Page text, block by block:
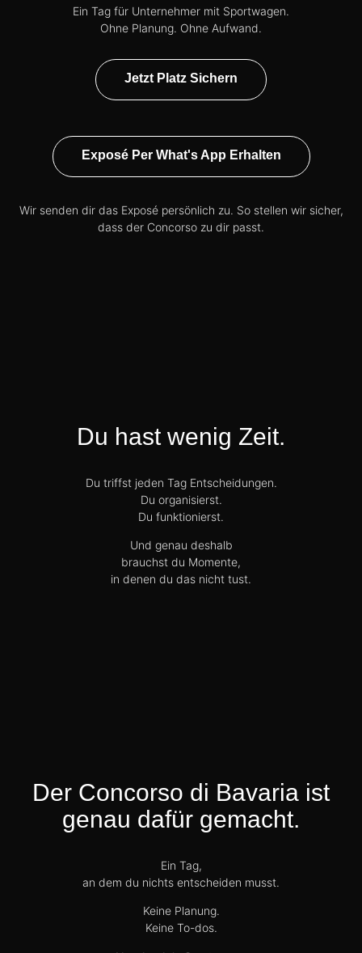
Ein Tag für Unternehmer mit Sportwagen.
Ohne Planung. Ohne Aufwand.
Jetzt Platz Sichern
Exposé Per What's App Erhalten
Wir senden dir das Exposé persönlich zu. So stellen wir sicher,
dass der Concorso zu dir passt.
Du hast wenig Zeit.
Du triffst jeden Tag Entscheidungen.
Du organisierst.
Du funktionierst.
Und genau deshalb
brauchst du Momente,
in denen du das nicht tust.
Der Concorso di Bavaria ist
genau dafür gemacht.
Ein Tag,
an dem du nichts entscheiden musst.
Keine Planung.
Keine To-dos.